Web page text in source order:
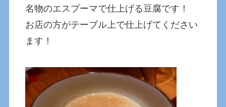
名物のエスプーマで仕上げる豆腐です！
お店の方がテーブル上で仕上げてください
ます！